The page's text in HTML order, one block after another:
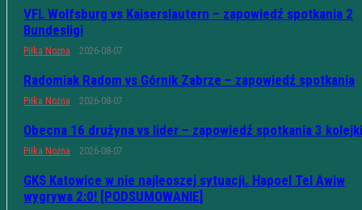
VFL Wolfsburg vs Kaiserslautern – zapowiedź spotkania 2
Bundesligi
Piłka Nożna 2026-08-07
Radomiak Radom vs Górnik Zabrze – zapowiedź spotkania
Piłka Nożna 2026-08-07
Obecna 16 drużyna vs lider – zapowiedź spotkania 3 kolejki
Piłka Nożna 2026-08-07
GKS Katowice w nie najleoszej sytuacji. Hapoel Tel Awiw
wygrywa 2:0! [PODSUMOWANIE]